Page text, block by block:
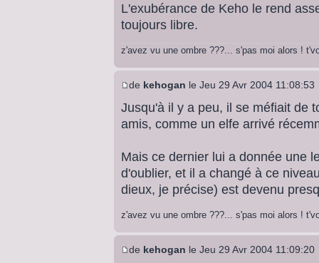
L'exubérance de Keho le rend
toujours libre.
z'avez vu une ombre ???... s'pas moi alors !
de kehogan le Jeu 29 Avr 2004 11:08:53
Jusqu'à il y a peu, il se méfiait de
amis, comme un elfe arrivé
Mais ce dernier lui a donnée une
d'oublier, et il a changé à ce
dieux, je précise) est devenu
z'avez vu une ombre ???... s'pas moi alors !
de kehogan le Jeu 29 Avr 2004 11:09:20